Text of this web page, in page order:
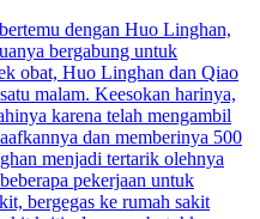
dengan Huo Linghan,
bergabung untuk
obat, Huo Linghan dan Qiao
malam. Keesokan harinya,
karena telah mengambil
dan memberinya 500
menjadi tertarik olehnya
pekerjaan untuk
bergegas ke rumah sakit